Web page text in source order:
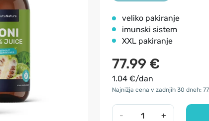
veliko pakiranje
imunski sistem
XXL pakiranje
77.99 €
1.04 €/dan
Najnižja cena v zadnjih 30 dneh:
- +